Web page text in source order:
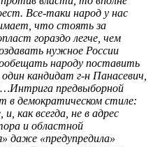
Все-таки народ у нас
что стоять за
гораздо легче, чем
нужное России
народу поставить
кандидат г-н Панасевич,
предвыборной
в демократическом стиле:
как всегда, не в адрес
и областной
даже «предупредила»